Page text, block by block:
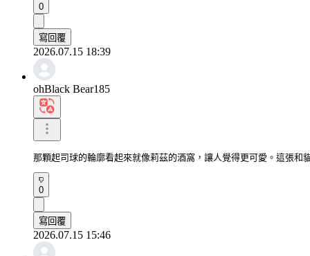
0
寫回覆
2026.07.15 18:39
ohBlack Bear185
那顆起司球的輪廓看起來就像莉茲的酒窩，讓人覺得更可愛。這張和
0
寫回覆
2026.07.15 15:46